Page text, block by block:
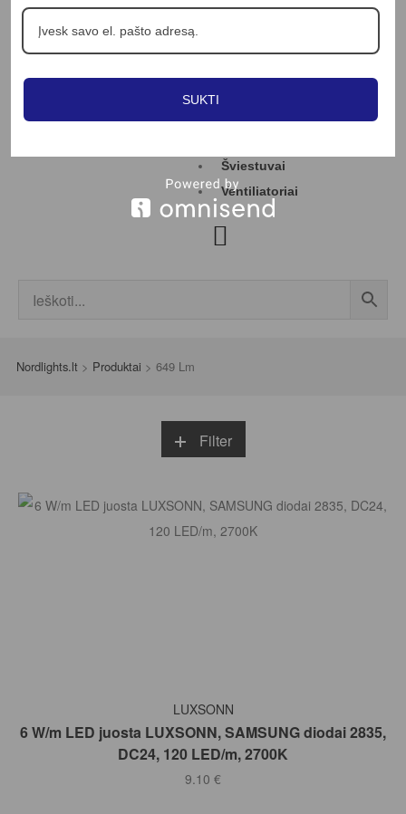
Apie mus
Šviestuvai
Ventiliatoriai
Nordlights.lt > Produktai > 649 Lm
Filter
Į KREPŠELĮ
LUXSONN
6 W/m LED juosta LUXSONN, SAMSUNG diodai 2835,
DC24, 120 LED/m, 2700K
9.10 €
SUKTI